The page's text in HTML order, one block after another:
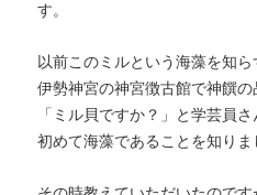
す。
以前このミルという海藻を知ら
伊勢神宮の神宮徴古館で神饌
「ミル貝ですか？」と学芸員さ
初めて海藻であることを知りま